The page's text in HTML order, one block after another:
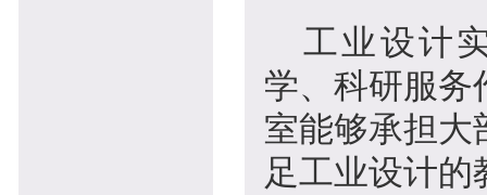
工业设计
学、科研服务
室能够承担大
足工业设计